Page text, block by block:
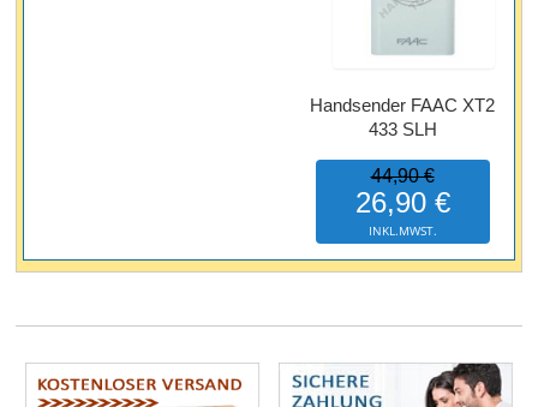
Handsender FAAC XT2
433 SLH
44,90 €
26,90 €
INKL.MWST.